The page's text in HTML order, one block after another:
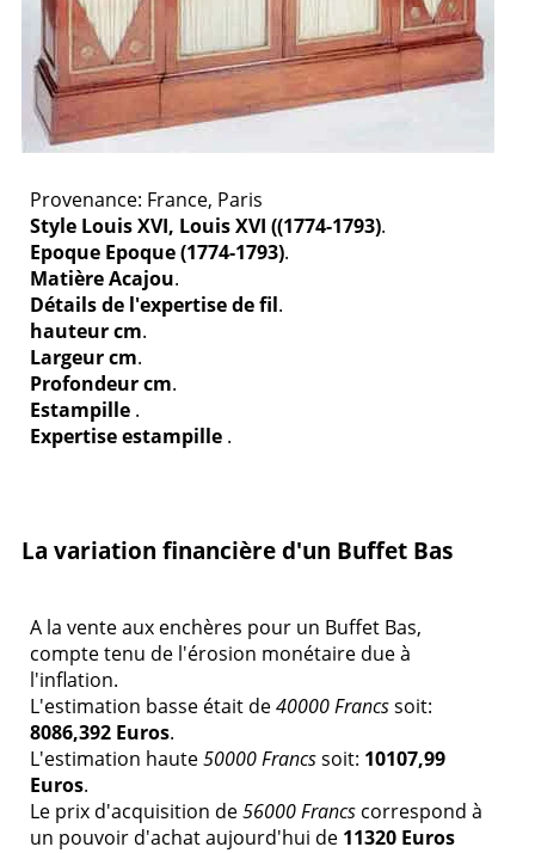
Provenance: France, Paris
Style Louis XVI, Louis XVI ((1774-1793).
Epoque Epoque (1774-1793).
Matière Acajou.
Détails de l'expertise de fil.
hauteur cm.
Largeur cm.
Profondeur cm.
Estampille .
Expertise estampille .
La variation financière d'un Buffet Bas
A la vente aux enchères pour un Buffet Bas,
compte tenu de l'érosion monétaire due à
l'inflation.
L'estimation basse était de40000 Francssoit:
8086,392 Euros.
L'estimation haute50000 Francssoit: 10107,99
Euros.
Le prix d'acquisition de56000 Francs correspond à
un pouvoir d'achat aujourd'hui de 11320 Euros